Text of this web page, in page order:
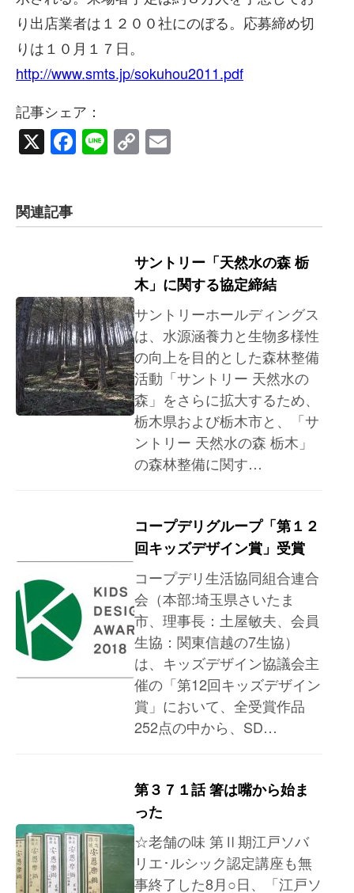
り出店業者は１２００社にのぼる。応募締め切
りは１０月１７日。
http://www.smts.jp/sokuhou2011.pdf
記事シェア：
X Facebook
LineCopy
関連記事
サントリー「天然水の森 栃
木」に関する協定締結
サントリーホールディングス
は、水源涵養力と生物多様性
の向上を目的とした森林整備
活動「サントリー 天然水の
森」をさらに拡大するため、
栃木県および栃木市と、「サ
ントリー 天然水の森 栃木」
の森林整備に関す…
コープデリグループ「第１２
回キッズデザイン賞」受賞
コープデリ生活協同組合連合
会（本部:埼玉県さいたま
市、理事長：土屋敏夫、会員
生協：関東信越の7生協）
は、キッズデザイン協議会主
催の「第12回キッズデザイン
賞」において、全受賞作品
252点の中から、SD…
第３７１話 箸は嘴から始ま
った
☆老舗の味 第Ⅱ期江戸ソバ
リエ･ルシック認定講座も無
事終了した8月○日、「江戸ソ